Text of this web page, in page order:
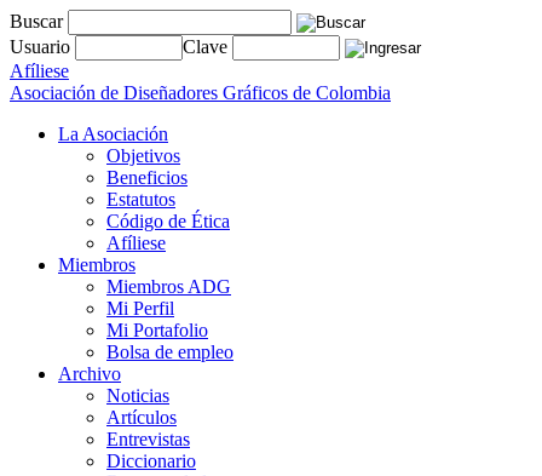
Buscar
Usuario
Clave
Afíliese
Asociación de Diseñadores Gráficos de Colombia
La Asociación
Objetivos
Beneficios
Estatutos
Código de Ética
Afíliese
Miembros
Miembros ADG
Mi Perfil
Mi Portafolio
Bolsa de empleo
Archivo
Noticias
Artículos
Entrevistas
Diccionario